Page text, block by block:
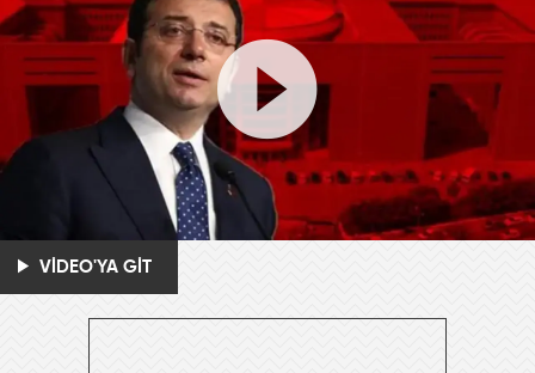
VİDEO'YA GİT